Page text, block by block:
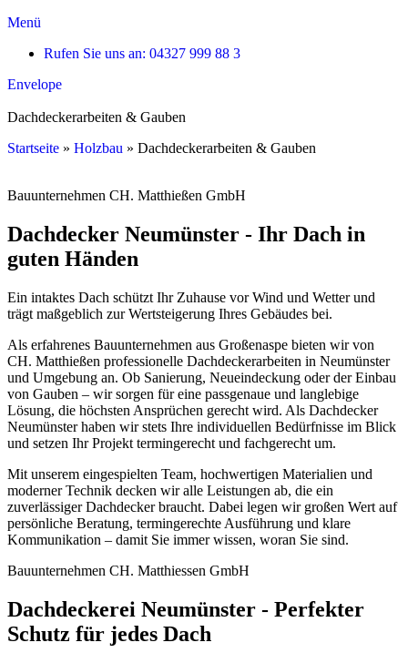
Menü
Rufen Sie uns an: 04327 999 88 3
Envelope
Dachdeckerarbeiten & Gauben
Startseite » Holzbau » Dachdeckerarbeiten & Gauben
Bauunternehmen CH. Matthießen GmbH
Dachdecker Neumünster - Ihr Dach in
guten Händen
Ein intaktes Dach schützt Ihr Zuhause vor Wind und Wetter und
trägt maßgeblich zur Wertsteigerung Ihres Gebäudes bei.
Als erfahrenes Bauunternehmen aus Großenaspe bieten wir von
CH. Matthießen professionelle Dachdeckerarbeiten in Neumünster
und Umgebung an. Ob Sanierung, Neueindeckung oder der Einbau
von Gauben – wir sorgen für eine passgenaue und langlebige
Lösung, die höchsten Ansprüchen gerecht wird. Als Dachdecker
Neumünster haben wir stets Ihre individuellen Bedürfnisse im Blick
und setzen Ihr Projekt termingerecht und fachgerecht um.
Mit unserem eingespielten Team, hochwertigen Materialien und
moderner Technik decken wir alle Leistungen ab, die ein
zuverlässiger Dachdecker braucht. Dabei legen wir großen Wert auf
persönliche Beratung, termingerechte Ausführung und klare
Kommunikation – damit Sie immer wissen, woran Sie sind.
Bauunternehmen CH. Matthiessen GmbH
Dachdeckerei Neumünster - Perfekter
Schutz für jedes Dach